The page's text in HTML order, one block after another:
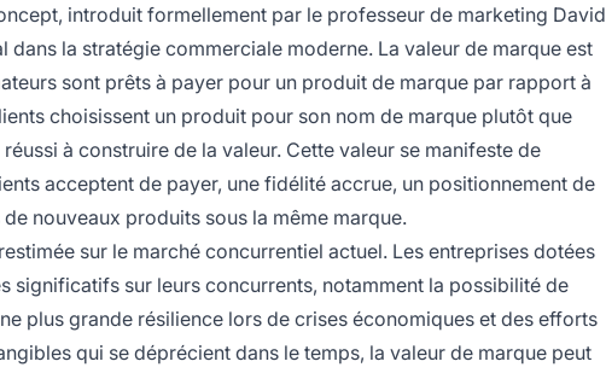
introduit formellement par le professeur de marketing David
dans la stratégie commerciale moderne. La valeur de marque est
sont prêts à payer pour un produit de marque par rapport à
choisissent un produit pour son nom de marque plutôt que
à construire de la valeur. Cette valeur se manifeste de
acceptent de payer, une fidélité accrue, un positionnement de
nouveaux produits sous la même marque.
sur le marché concurrentiel actuel. Les entreprises dotées
significatifs sur leurs concurrents, notamment la possibilité de
plus grande résilience lors de crises économiques et des efforts
qui se déprécient dans le temps, la valeur de marque peut